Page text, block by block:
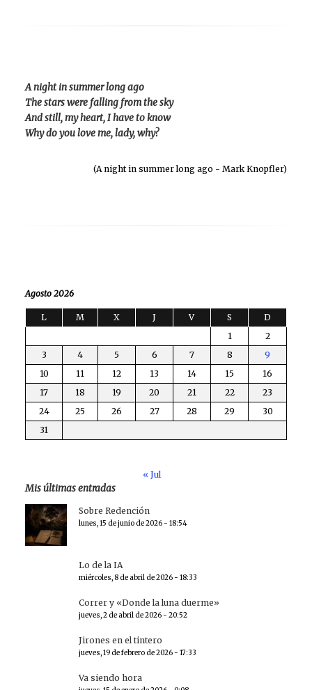
A night in summer long ago
The stars were falling from the sky
And still, my heart, I have to know
Why do you love me, lady, why?
(A night in summer long ago - Mark Knopfler)
Agosto 2026
L M X J V S
D
1
2
3
4 5 6 7 8
9
10
11 12 13 14 15
16
17
18 19 20 21 22
23
24
25 26 27 28 29
30
31
« Jul
Mis últimas entradas
Sobre Redención
lunes, 15 de junio de 2026 - 18:54
Lo de la IA
miércoles, 8 de abril de 2026 - 18:33
Correr y «Donde la luna duerme»
jueves, 2 de abril de 2026 - 20:52
Jirones en el tintero
jueves, 19 de febrero de 2026 - 17:33
Va siendo hora